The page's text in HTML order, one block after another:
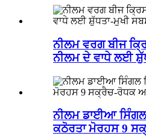
ਨੀਲਮ ਵਰਗ ਬੀਜ
ਨੀਲਮ ਦੇ ਵਾਧੇ ਲਈ
ਨੀਲਮ ਡਾਈਆ
ਕਠੋਰਤਾ ਮੋਰਹਸ 9